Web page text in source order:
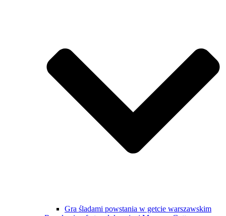
Gra śladami powstania w getcie warszawskim